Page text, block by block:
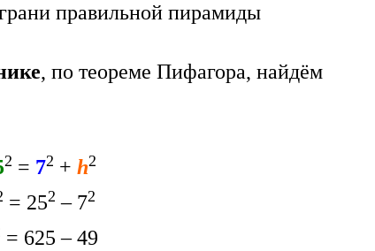
правильной пирамиды
, по теореме Пифагора, найдём
2 = 72 + h2
= 252 – 72
= 625 – 49